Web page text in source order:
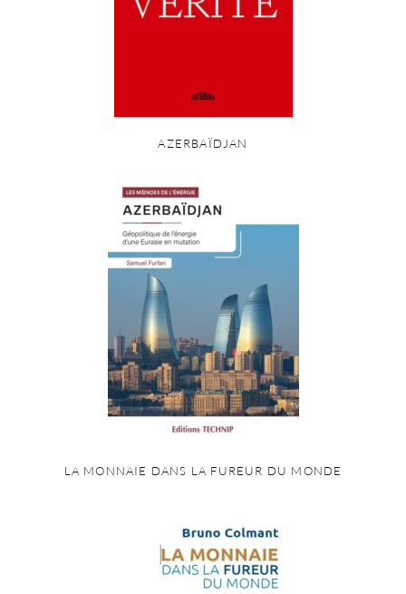
AZERBAÏDJAN
LA MONNAIE DANS LA FUREUR DU MONDE